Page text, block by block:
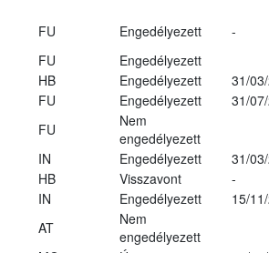
FU Engedélyezett
-
FU
Engedélyezett
HB Engedélyezett
31/
FU Engedélyezett
31/
FU
Nem
engedélyezett
IN Engedélyezett
31/
HB Visszavont
-
IN Engedélyezett
15/
AT
Nem
engedélyezett